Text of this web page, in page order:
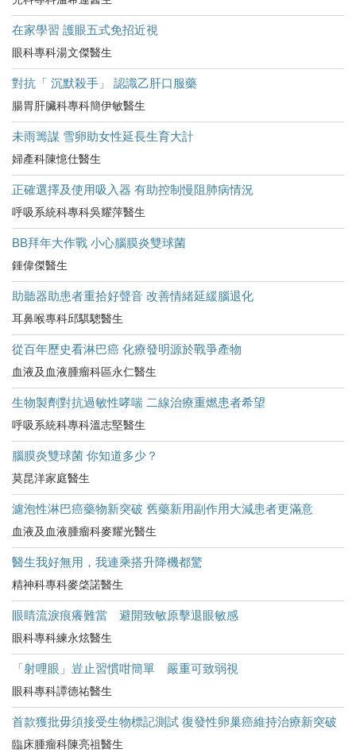
在家學習 護眼五式免招近視
眼科專科湯文傑醫生
對抗「 沉默殺手」 認識乙肝口服藥
腸胃肝臟科專科簡伊敏醫生
未雨籌謀 雪卵助女性延長生育大計
婦產科陳憶仕醫生
正確選擇及使用吸入器 有助控制慢阻肺病情況
呼吸系統科專科吳耀萍醫生
BB拜年大作戰 小心腦膜炎雙球菌
鍾偉傑醫生
助聽器助患者重拾好聲音 改善情緒延緩腦退化
耳鼻喉專科邱騏驄醫生
從百年歷史看淋巴癌 化療發明源於戰爭產物
血液及血液腫瘤科區永仁醫生
生物製劑對抗過敏性哮喘 二線治療重燃患者希望
呼吸系統科專科溫志堅醫生
腦膜炎雙球菌 你知道多少？
莫昆洋家庭醫生
濾泡性淋巴癌藥物新突破 舊藥新用副作用大減患者更滿意
血液及血液腫瘤科麥耀光醫生
醫生我好無用，我連乘搭升降機都驚
精神科專科麥棨諾醫生
眼睛流淚痕癢難當 避開致敏原擊退眼敏感
眼科專科練永炫醫生
「射哩眼」豈止習慣咁簡單 嚴重可致弱視
眼科專科譚德祐醫生
首款獲批毋須接受生物標記測試 復發性卵巢癌維持治療新突破
臨床腫瘤科陳亮祖醫生